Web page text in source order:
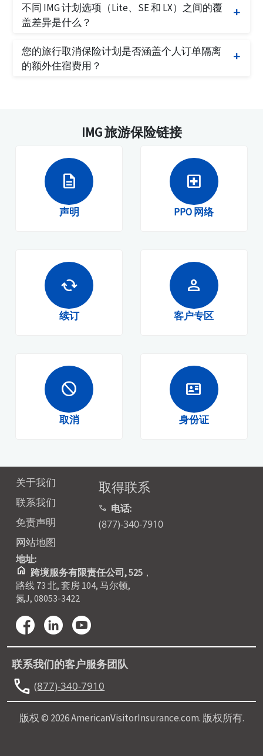
的情况（即在旅行开始日期之前）。旅行中断覆盖
仅适用于旅行开始后。如果旅行因有效覆盖的原因
行中断适用，并且被保险旅行者必须返回其母国。
不同 IMG 计划选项（Lite、SE 和 LX）之间的覆
盖差异是什么？
保险比较
您的旅行取消保险计划是否涵盖个人订单隔离
的额外住宿费用？
宿和本地交通费用。隔离要求是这些福利下的覆盖
事件。此外，如果由于症状需要接受医疗治疗，医
疗费用福利也将适用。福利适用于被保险旅行者或
旅行伴侣。
IMG 旅游保险链接
description
声明
local_hospital
PPO 网络
cached
续订
person
客户专区
block
取消
id_card
身份证
关于我们
联系我们
免责声明
网站地图
取得联系
call 电话:
(877)-340-7910
地址:
home 跨境服务有限责任公司, 525 ，
路线 73 北, 套房 104, 马尔顿,
氮J, 08053-3422
联系我们的客户服务团队
call (877)-340-7910
版权 © 2026 AmericanVisitorInsurance.com. 版权所有.